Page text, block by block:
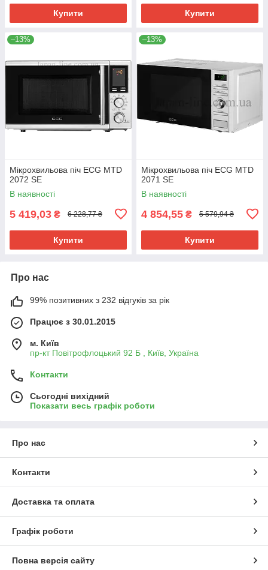
Купити Купити
–13%
Мікрохвильова піч ECG MTD
2072 SE
В наявності
5 419,03 ₴ 6 228,77 ₴
Купити
–13%
Мікрохвильова піч ECG MTD
2071 SE
В наявності
4 854,55 ₴ 5 579,94 ₴
Купити
Про нас
99% позитивних з 232 відгуків за рік
Працює з 30.01.2015
м. Київ
пр-кт Повітрофлоцький 92 Б , Київ, Україна
Контакти
Сьогодні вихідний
Показати весь графік роботи
Про нас
Контакти
Доставка та оплата
Графік роботи
Повна версія сайту